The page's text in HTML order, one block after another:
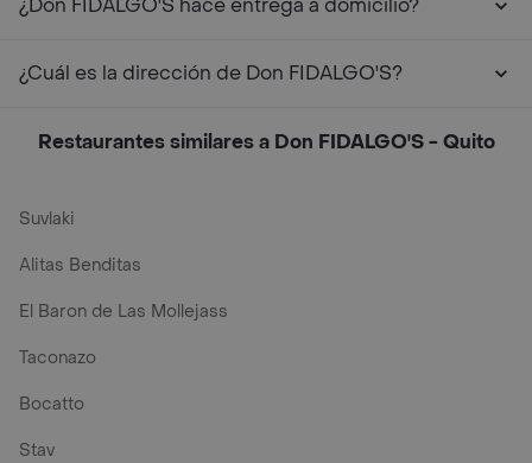
¿Don FIDALGO'S hace entrega a domicilio?
¿Cuál es la dirección de Don FIDALGO'S?
Restaurantes similares a Don FIDALGO'S - Quito
Suvlaki
Alitas Benditas
El Baron de Las Mollejass
Taconazo
Bocatto
Stav